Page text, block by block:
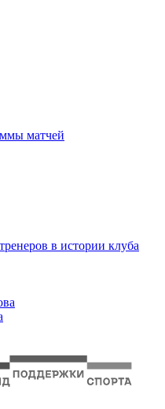
матчей
в истории клуба